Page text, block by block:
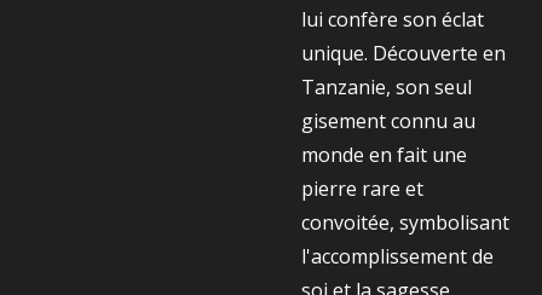
lui confère son éclat
unique. Découverte en
Tanzanie, son seul
gisement connu au
monde en fait une
pierre rare et
convoitée, symbolisant
l'accomplissement de